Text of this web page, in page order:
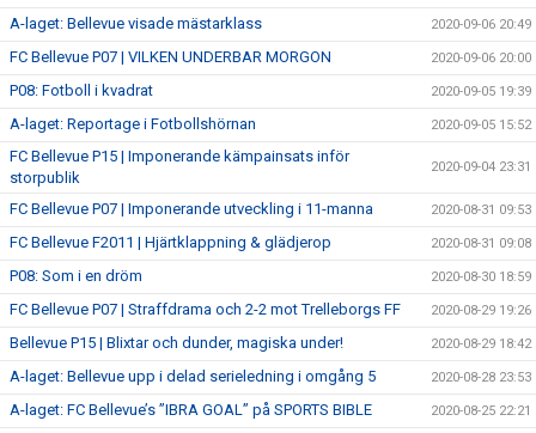
A-laget: Bellevue visade mästarklass 2020-09-06 20:49
FC Bellevue P07 | VILKEN UNDERBAR MORGON 2020-09-06 20:00
P08: Fotboll i kvadrat 2020-09-05 19:39
A-laget: Reportage i Fotbollshörnan 2020-09-05 15:52
FC Bellevue P15 | Imponerande kämpainsats inför
storpublik
2020-09-04 23:31
FC Bellevue P07 | Imponerande utveckling i 11-manna 2020-08-31 09:53
FC Bellevue F2011 | Hjärtklappning & glädjerop 2020-08-31 09:08
P08: Som i en dröm 2020-08-30 18:59
FC Bellevue P07 | Straffdrama och 2-2 mot Trelleborgs FF 2020-08-29 19:26
Bellevue P15 | Blixtar och dunder, magiska under! 2020-08-29 18:42
A-laget: Bellevue upp i delad serieledning i omgång 5 2020-08-28 23:53
A-laget: FC Bellevue’s ”IBRA GOAL” på SPORTS BIBLE 2020-08-25 22:21